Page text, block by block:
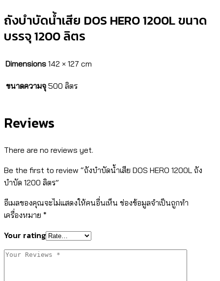
ถังบำบัดน้ำเสีย DOS HERO 1200L ขนาด
บรรจุ 1200 ลิตร
Dimensions 142 × 127 cm
ขนาดความจุ 500 ลิตร
Reviews
There are no reviews yet.
Be the first to review “ถังบำบัดน้ำเสีย DOS HERO 1200L ถัง
บำบัด 1200 ลิตร”
อีเมลของคุณจะไม่แสดงให้คนอื่นเห็น ช่องข้อมูลจำเป็นถูกทำ
เครื่องหมาย *
Your rating